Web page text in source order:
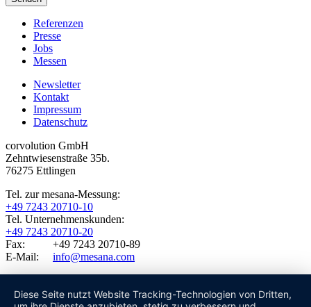
Referenzen
Presse
Jobs
Messen
Newsletter
Kontakt
Impressum
Datenschutz
corvolution GmbH
Zehntwiesenstraße 35b.
76275 Ettlingen
Tel. zur mesana-Messung:
+49 7243 20710-10
Tel. Unternehmenskunden:
+49 7243 20710-20
Fax: +49 7243 20710-89
E-Mail: info@mesana.com
Diese Seite nutzt Website Tracking-Technologien von Dritten,